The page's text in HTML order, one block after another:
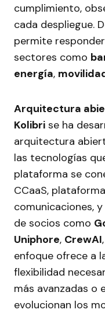
cumplimiento,
cada despliegue.
permite
sectores como
energía,
Arquitectura
Kolibri se ha
arquitectura
las tecnologías
plataforma se
CCaaS,
comunicaciones,
de socios como
Uniphore, CrewAI,
enfoque ofrece a
flexibilidad
más avanzadas o
evolucionan los